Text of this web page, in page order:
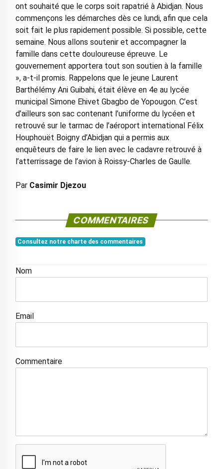
ont souhaité que le corps soit rapatrié à Abidjan. Nous
commençons les démarches dès ce lundi, afin que cela
soit fait le plus rapidement possible. Si possible, cette
semaine. Nous allons soutenir et accompagner la
famille dans cette douloureuse épreuve. Le
gouvernement apportera tout son soutien à la famille
», a-t-il promis. Rappelons que le jeune Laurent
Barthélémy Ani Guibahi, était élève en 4e au lycée
municipal Simone Ehivet Gbagbo de Yopougon. C’est
d’ailleurs son sac contenant l’uniforme du lycéen et
retrouvé sur le tarmac de l’aéroport international Félix
Houphouët Boigny d’Abidjan qui a permis aux
enquêteurs de faire le lien avec le cadavre retrouvé à
l’atterrissage de l’avion à Roissy-Charles de Gaulle.
Par Casimir Djezou
COMMENTAIRES
Consultez notre charte des commentaires
Nom
Email
Commentaire